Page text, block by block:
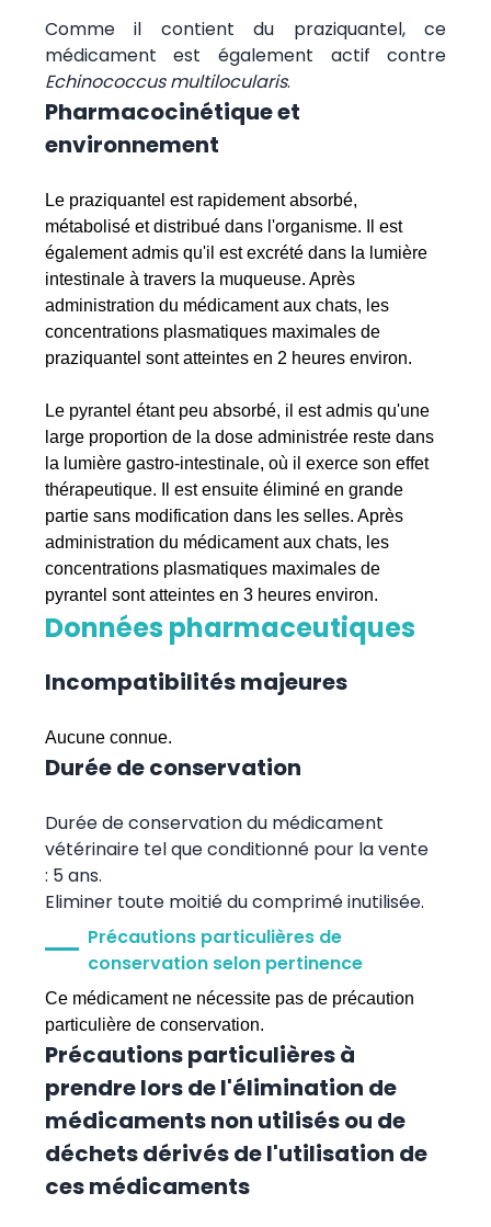
Comme il contient du praziquantel, ce
médicament est également actif contre
Echinococcus multilocularis.
Pharmacocinétique et
environnement
Le praziquantel est rapidement absorbé,
métabolisé et distribué dans l'organisme. Il est
également admis qu'il est excrété dans la lumière
intestinale à travers la muqueuse. Après
administration du médicament aux chats, les
concentrations plasmatiques maximales de
praziquantel sont atteintes en 2 heures environ.
Le pyrantel étant peu absorbé, il est admis qu'une
large proportion de la dose administrée reste dans
la lumière gastro-intestinale, où il exerce son effet
thérapeutique. Il est ensuite éliminé en grande
partie sans modification dans les selles. Après
administration du médicament aux chats, les
concentrations plasmatiques maximales de
pyrantel sont atteintes en 3 heures environ.
Données pharmaceutiques
Incompatibilités majeures
Aucune connue.
Durée de conservation
Durée de conservation du médicament
vétérinaire tel que conditionné pour la vente
: 5 ans.
Eliminer toute moitié du comprimé inutilisée.
Précautions particulières de
conservation selon pertinence
Ce médicament ne nécessite pas de précaution
particulière de conservation.
Précautions particulières à
prendre lors de l'élimination de
médicaments non utilisés ou de
déchets dérivés de l'utilisation de
ces médicaments